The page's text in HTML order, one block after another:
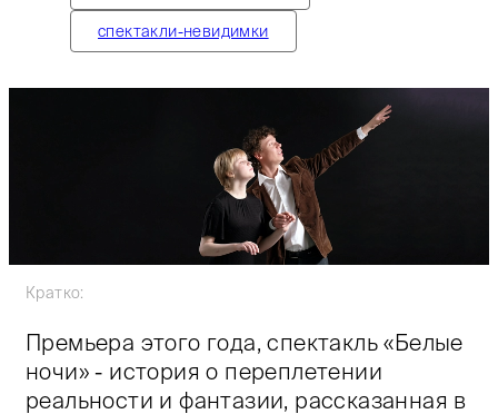
спектакли-невидимки
Кратко:
Премьера этого года, спектакль «Белые
ночи» - история о переплетении
реальности и фантазии, рассказанная в